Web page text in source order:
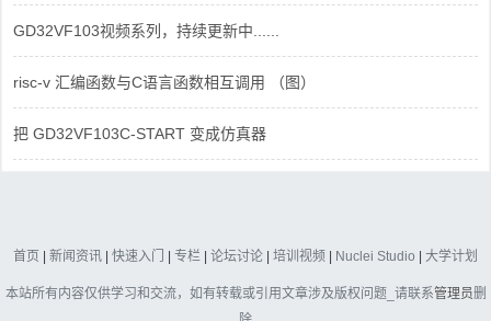
GD32VF103视频系列，持续更新中......
risc-v 汇编函数与C语言函数相互调用 （图）
把 GD32VF103C-START 变成仿真器
首页 | 新闻资讯 | 快速入门 | 专栏 | 论坛讨论 | 培训视频 | Nuclei Studio | 大学计划
本站所有内容仅供学习和交流，如有转载或引用文章涉及版权问题_请联系管理员删